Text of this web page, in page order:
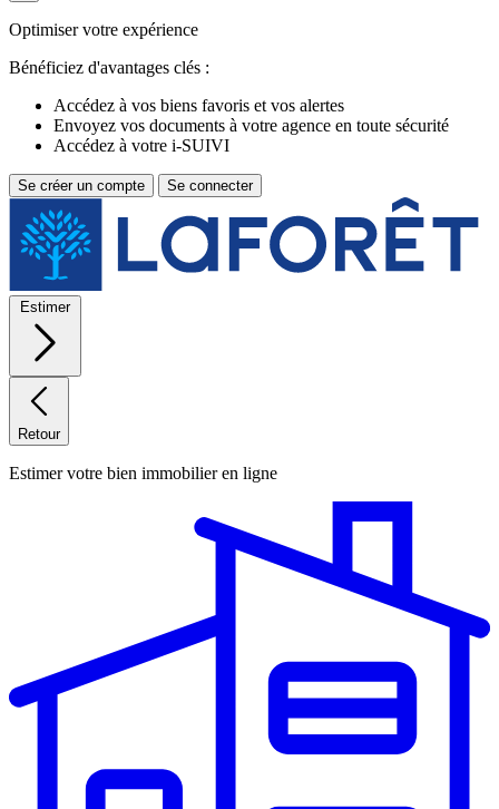
Optimiser votre expérience
Bénéficiez d'avantages clés :
Accédez à vos biens favoris et vos alertes
Envoyez vos documents à votre agence en toute sécurité
Accédez à votre i-SUIVI
Se créer un compte Se connecter
Estimer
Retour
Estimer votre bien immobilier en ligne